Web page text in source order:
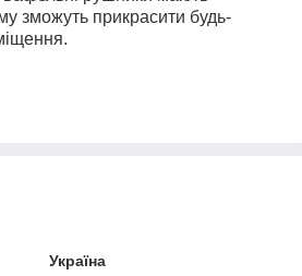
зможуть прикрасити будь-
Україна